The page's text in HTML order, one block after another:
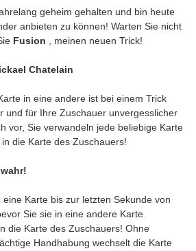
geheim gehalten und bin heute
anbieten zu können! Warten Sie nicht
Fusion , meinen neuen Trick!
Chatelain
in eine andere ist bei einem Trick
und für Ihre Zuschauer unvergesslicher
vor, Sie verwandeln jede beliebige Karte
die Karte des Zuschauers!
wahr!
eine Karte bis zur letzten Sekunde von
Sie sie in eine andere Karte
die Karte des Zuschauers! Ohne
Handhabung wechselt die Karte